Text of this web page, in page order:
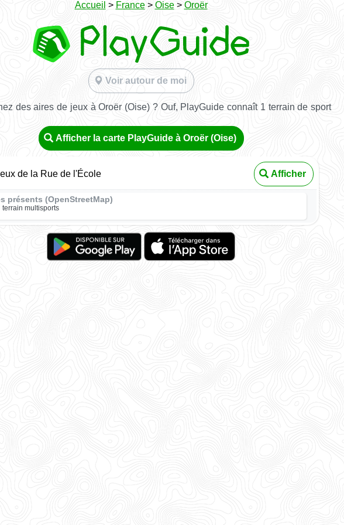
Accueil > France> Oise> Oroër
Voir autour de moi
des aires de jeux à Oroër (Oise) ? Ouf, PlayGuide connaît 1 terrain de sport
Afficher la carte PlayGuide à Oroër (Oise)
de la Rue de l'École Afficher
présents (OpenStreetMap)
terrain multisports